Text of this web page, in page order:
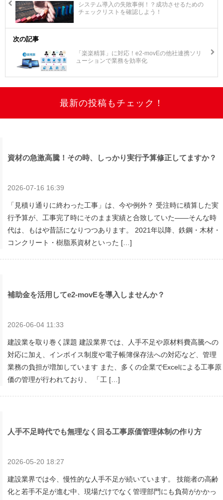
システム導入の失敗事例！？成功させるための
チェックリストを確認しよう！
次の記事
「楽楽精算」に対応！e2-movEの他社連携ソリ
ューションで業務を効率化
最新の投稿もチェック！
資材の急激高騰！その時、しっかり実行予算修正してますか？
2026-07-16 16:39
「見積り通りに終わった工事」は、今や例外？ 受注時に積算した実
行予算が、工事完了時にそのまま実績と合致していた——そんな時
代は、もはや昔話になりつつあります。 2021年以降、鉄鋼・木材・
コンクリート・樹脂系資材といった […]
補助金を活用してe2-movEを導入しませんか？
2026-06-04 11:33
建設業を取り巻く課題 建設業界では、人手不足や原材料費高騰への
対応に加え、インボイス制度や電子帳簿保存法への対応など、管理
業務の負担が増加しています また、多くの企業でExcelによる工事原
価の管理が行われており、 「工 […]
人手不足時代でも無理なく回る工事原価管理体制の作り方
2026-05-20 18:27
建設業界では今、慢性的な人手不足が続いています。 技能者の高齢
化と若手不足が進む中、現場だけでなく管理部門にも負荷がかかっ